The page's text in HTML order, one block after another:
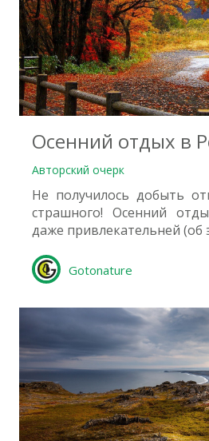
Осенний отдых в
Авторский очерк
Не получилось добыть
страшного! Осенний
даже привлекательней (об
Gotonature